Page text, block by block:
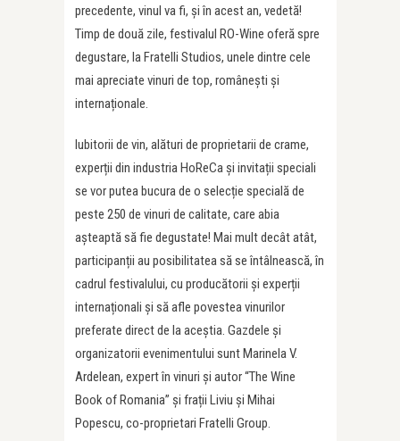
precedente, vinul va fi, și în acest an, vedetă!
Timp de două zile, festivalul RO-Wine oferă spre
degustare, la Fratelli Studios, unele dintre cele
mai apreciate vinuri de top, românești și
internaționale.
Iubitorii de vin, alături de proprietarii de crame,
experții din industria HoReCa și invitații speciali
se vor putea bucura de o selecție specială de
peste 250 de vinuri de calitate, care abia
așteaptă să fie degustate! Mai mult decât atât,
participanții au posibilitatea să se întâlnească, în
cadrul festivalului, cu producătorii și experții
internaționali și să afle povestea vinurilor
preferate direct de la aceștia. Gazdele și
organizatorii evenimentului sunt Marinela V.
Ardelean, expert în vinuri și autor “The Wine
Book of Romania” și frații Liviu și Mihai
Popescu, co-proprietari Fratelli Group.